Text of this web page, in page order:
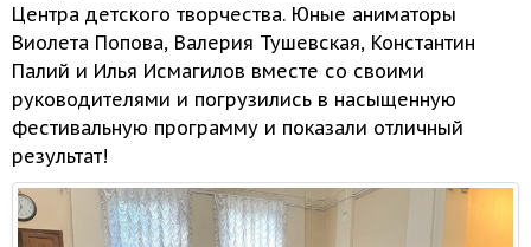
Центра детского творчества. Юные аниматоры
Виолета Попова, Валерия Тушевская, Константин
Палий и Илья Исмагилов вместе со своими
руководителями и погрузились в насыщенную
фестивальную программу и показали отличный
результат!